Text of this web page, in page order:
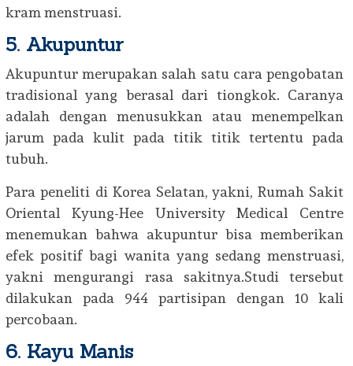
kram menstruasi.
5. Akupuntur
Akupuntur merupakan salah satu cara pengobatan
tradisional yang berasal dari tiongkok. Caranya
adalah dengan menusukkan atau menempelkan
jarum pada kulit pada titik titik tertentu pada
tubuh.
Para peneliti di Korea Selatan, yakni, Rumah Sakit
Oriental Kyung-Hee University Medical Centre
menemukan bahwa akupuntur bisa memberikan
efek positif bagi wanita yang sedang menstruasi,
yakni mengurangi rasa sakitnya.Studi tersebut
dilakukan pada 944 partisipan dengan 10 kali
percobaan.
6. Kayu Manis